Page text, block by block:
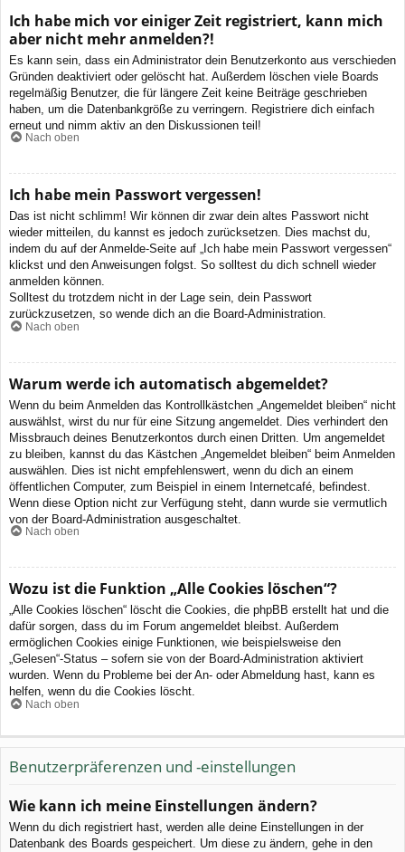
Ich habe mich vor einiger Zeit registriert, kann mich
aber nicht mehr anmelden?!
Es kann sein, dass ein Administrator dein Benutzerkonto aus verschieden
Gründen deaktiviert oder gelöscht hat. Außerdem löschen viele Boards
regelmäßig Benutzer, die für längere Zeit keine Beiträge geschrieben
haben, um die Datenbankgröße zu verringern. Registriere dich einfach
erneut und nimm aktiv an den Diskussionen teil!
Nach oben
Ich habe mein Passwort vergessen!
Das ist nicht schlimm! Wir können dir zwar dein altes Passwort nicht
wieder mitteilen, du kannst es jedoch zurücksetzen. Dies machst du,
indem du auf der Anmelde-Seite auf „Ich habe mein Passwort vergessen“
klickst und den Anweisungen folgst. So solltest du dich schnell wieder
anmelden können.
Solltest du trotzdem nicht in der Lage sein, dein Passwort
zurückzusetzen, so wende dich an die Board-Administration.
Nach oben
Warum werde ich automatisch abgemeldet?
Wenn du beim Anmelden das Kontrollkästchen „Angemeldet bleiben“ nicht
auswählst, wirst du nur für eine Sitzung angemeldet. Dies verhindert den
Missbrauch deines Benutzerkontos durch einen Dritten. Um angemeldet
zu bleiben, kannst du das Kästchen „Angemeldet bleiben“ beim Anmelden
auswählen. Dies ist nicht empfehlenswert, wenn du dich an einem
öffentlichen Computer, zum Beispiel in einem Internetcafé, befindest.
Wenn diese Option nicht zur Verfügung steht, dann wurde sie vermutlich
von der Board-Administration ausgeschaltet.
Nach oben
Wozu ist die Funktion „Alle Cookies löschen“?
„Alle Cookies löschen“ löscht die Cookies, die phpBB erstellt hat und die
dafür sorgen, dass du im Forum angemeldet bleibst. Außerdem
ermöglichen Cookies einige Funktionen, wie beispielsweise den
„Gelesen“-Status – sofern sie von der Board-Administration aktiviert
wurden. Wenn du Probleme bei der An- oder Abmeldung hast, kann es
helfen, wenn du die Cookies löscht.
Nach oben
Benutzerpräferenzen und -einstellungen
Wie kann ich meine Einstellungen ändern?
Wenn du dich registriert hast, werden alle deine Einstellungen in der
Datenbank des Boards gespeichert. Um diese zu ändern, gehe in den